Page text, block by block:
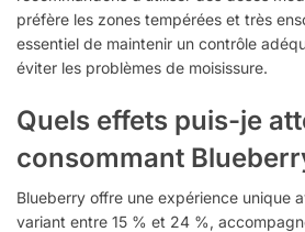
préfère les zones tempérées et très
essentiel de maintenir un contrôle
éviter les problèmes de moisissure.
Quels effets puis-je
consommant
Blueberry offre une expérience unique
variant entre 15 % et 24 %,